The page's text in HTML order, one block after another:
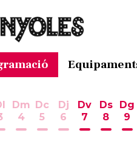
1 d'agost2 d'agost
3 d'agost
Dm
4
Dimarts 4 d'agost
Dc
5
Dimecres 5 d'agost
Dj
6
Dijous 6
Dv
7
Ds
8
Dg
9